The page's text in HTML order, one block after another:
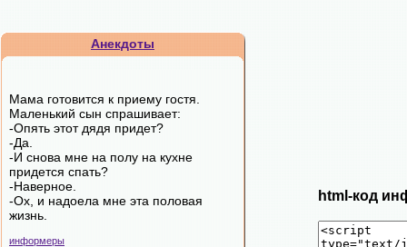
Анекдоты
Мама готовится к приему гостя.
Маленький сын спрашивает:
-Опять этот дядя придет?
-Да.
-И снова мне на полу на кухне
придется спать?
-Наверное.
-Ох, и надоела мне эта половая
жизнь.
информеры
html-код